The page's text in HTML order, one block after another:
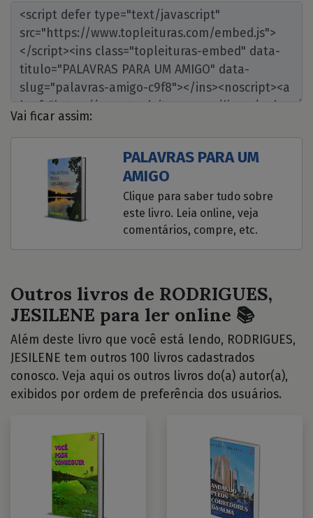
Vai ficar assim:
PALAVRAS PARA UM
AMIGO
Clique para saber tudo sobre
este livro. Leia online, veja
comentários, compre, etc.
Outros livros de RODRIGUES,
JESILENE para ler online 📚
Além deste livro que você está lendo, RODRIGUES,
JESILENE tem outros 100 livros cadastrados
conosco. Veja aqui os outros livros do(a) autor(a),
exibidos por ordem de preferência dos usuários.